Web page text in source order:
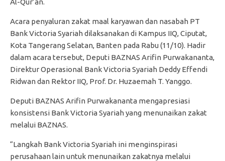
Al-Qur’an.
Acara penyaluran zakat maal karyawan dan nasabah PT
Bank Victoria Syariah dilaksanakan di Kampus IIQ, Ciputat,
Kota Tangerang Selatan, Banten pada Rabu (11/10). Hadir
dalam acara tersebut, Deputi BAZNAS Arifin Purwakananta,
Direktur Operasional Bank Victoria Syariah Deddy Effendi
Ridwan dan Rektor IIQ, Prof. Dr. Huzaemah T. Yanggo.
Deputi BAZNAS Arifin Purwakananta mengapresiasi
konsistensi Bank Victoria Syariah yang menunaikan zakat
melalui BAZNAS.
“Langkah Bank Victoria Syariah ini menginspirasi
perusahaan lain untuk menunaikan zakatnya melalui